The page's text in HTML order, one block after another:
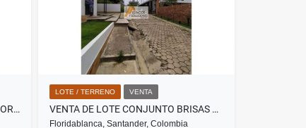
VENTA APARTAMENTO DUPLEX FLORIDABLANCA - MONTICELO
LOTE / TERRENO VENTA
VENTA DE LOTE CONJUNTO BRISAS DE RUITOQUE
Floridablanca, Santander, Colombia